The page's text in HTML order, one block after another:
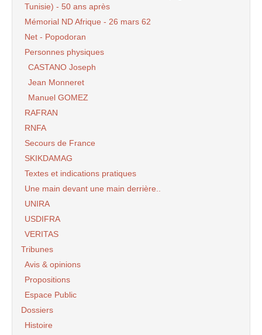
Tunisie) - 50 ans après
Mémorial ND Afrique - 26 mars 62
Net - Popodoran
Personnes physiques
CASTANO Joseph
Jean Monneret
Manuel GOMEZ
RAFRAN
RNFA
Secours de France
SKIKDAMAG
Textes et indications pratiques
Une main devant une main derrière..
UNIRA
USDIFRA
VERITAS
Tribunes
Avis & opinions
Propositions
Espace Public
Dossiers
Histoire